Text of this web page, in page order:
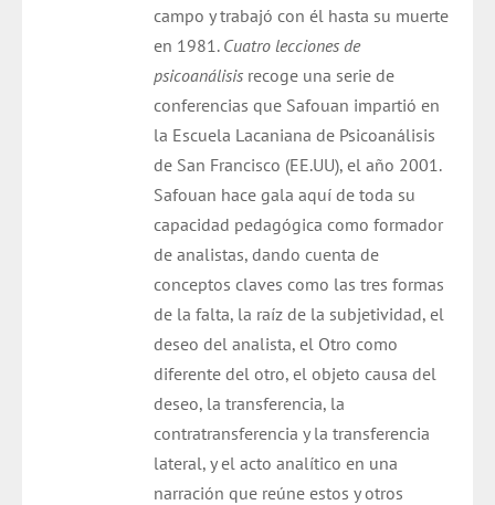
campo y trabajó con él hasta su muerte
en 1981. Cuatro lecciones de
psicoanálisis recoge una serie de
conferencias que Safouan impartió en
la Escuela Lacaniana de Psicoanálisis
de San Francisco (EE.UU), el año 2001.
Safouan hace gala aquí de toda su
capacidad pedagógica como formador
de analistas, dando cuenta de
conceptos claves como las tres formas
de la falta, la raíz de la subjetividad, el
deseo del analista, el Otro como
diferente del otro, el objeto causa del
deseo, la transferencia, la
contratransferencia y la transferencia
lateral, y el acto analítico en una
narración que reúne estos y otros